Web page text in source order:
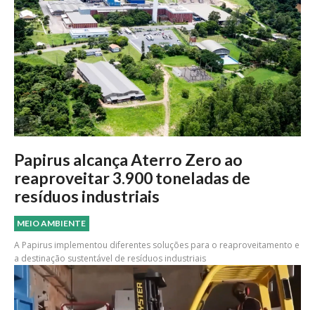
Papirus alcança Aterro Zero ao
reaproveitar 3.900 toneladas de
resíduos industriais
MEIO AMBIENTE
A Papirus implementou diferentes soluções para o reaproveitamento e
a destinação sustentável de resíduos industriais